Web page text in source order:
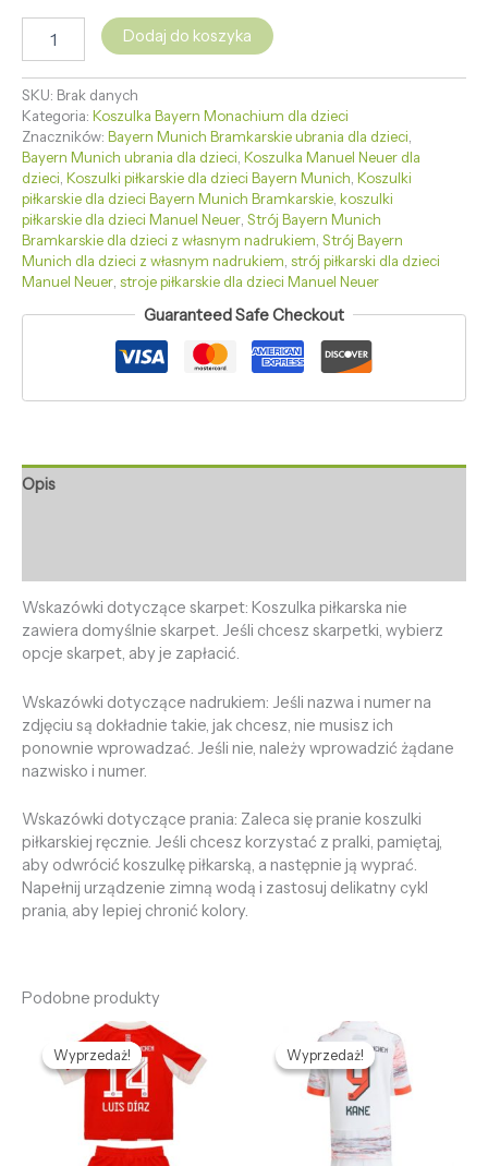
Dodaj do koszyka
SKU: Brak danych
Kategoria: Koszulka Bayern Monachium dla dzieci
Znaczników: Bayern Munich Bramkarskie ubrania dla dzieci
Bayern Munich ubrania dla dzieci Koszulka Manuel Neuer dla
dzieci Koszulki piłkarskie dla dzieci Bayern Munich Koszulki
piłkarskie dla dzieci Bayern Munich Bramkarskie koszulki
piłkarskie dla dzieci Manuel Neuer Strój Bayern Munich
Bramkarskie dla dzieci z własnym nadrukiem Strój Bayern
Munich dla dzieci z własnym nadrukiem strój piłkarski dla dzieci
Manuel Neuer stroje piłkarskie dla dzieci Manuel Neuer
Guaranteed Safe Checkout
Opis
Wskazówki dotyczące skarpet: Koszulka piłkarska nie
zawiera domyślnie skarpet. Jeśli chcesz skarpetki, wybierz
opcje skarpet, aby je zapłacić.
Wskazówki dotyczące nadrukiem: Jeśli nazwa i numer na
zdjęciu są dokładnie takie, jak chcesz, nie musisz ich
ponownie wprowadzać. Jeśli nie, należy wprowadzić żądane
nazwisko i numer.
Wskazówki dotyczące prania: Zaleca się pranie koszulki
piłkarskiej ręcznie. Jeśli chcesz korzystać z pralki, pamiętaj,
aby odwrócić koszulkę piłkarską, a następnie ją wyprać.
Napełnij urządzenie zimną wodą i zastosuj delikatny cykl
prania, aby lepiej chronić kolory.
Podobne produkty
Wyprzedaż!
Wyprzedaż!
Pierwotna
cena
wynosiła:
468,68 zł.
Aktualna
cena
wynosi:
128,69 zł.
Wyprzedaż!
Wyprzedaż!
Pierwotna
cena
wynosiła:
468,68 zł.
Aktualna
cena
wynosi:
128,69 zł.